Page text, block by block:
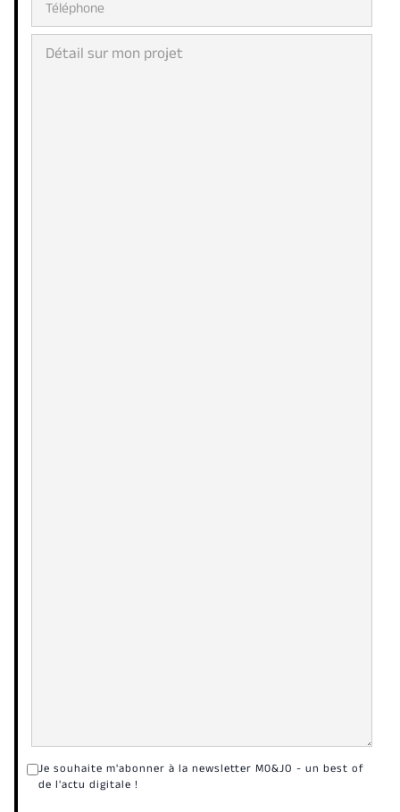
Je souhaite m'abonner à la newsletter M0&JO - un best of
de l'actu digitale !